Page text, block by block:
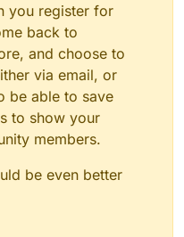
you register for
back to
and choose to
via email, or
be able to save
to show your
members.
be even better